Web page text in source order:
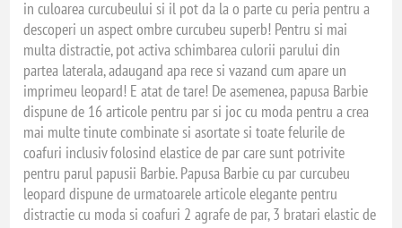
in culoarea curcubeului si il pot da la o parte cu peria pentru a
descoperi un aspect ombre curcubeu superb! Pentru si mai
multa distractie, pot activa schimbarea culorii parului din
partea laterala, adaugand apa rece si vazand cum apare un
imprimeu leopard! E atat de tare! De asemenea, papusa Barbie
dispune de 16 articole pentru par si joc cu moda pentru a crea
mai multe tinute combinate si asortate si toate felurile de
coafuri inclusiv folosind elastice de par care sunt potrivite
pentru parul papusii Barbie. Papusa Barbie cu par curcubeu
leopard dispune de urmatoarele articole elegante pentru
distractie cu moda si coafuri 2 agrafe de par, 3 bratari elastic de